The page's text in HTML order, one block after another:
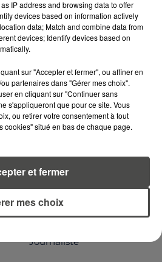
Voir toute l'équipe RCA
DIMITRI COUTAND
Journaliste
Journaliste
IP address and browsing data to offer
devices based on information actively
data; Match and combine data from
devices; Identify devices based on
sur "Accepter et fermer", ou affiner en
partenaires dans "Gérer mes choix".
en cliquant sur "Continuer sans
s'appliqueront que pour ce site. Vous
ou retirer votre consentement à tout
cookies" situé en bas de chaque page.
mes choix
et fermer